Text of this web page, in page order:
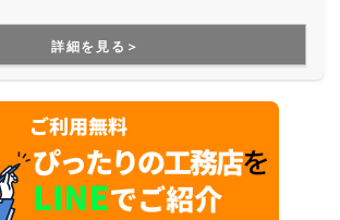
案してくれる住宅メーカーです。
詳細を見る＞